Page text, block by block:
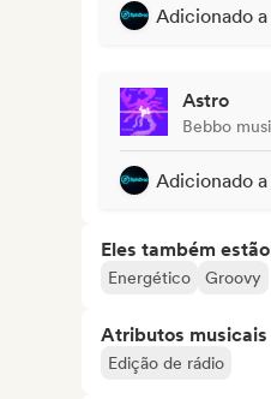
Adicionado
Astro
Bebbo
Adicionado
Eles também
Energético Groovy
Atributos
Edição de rádio